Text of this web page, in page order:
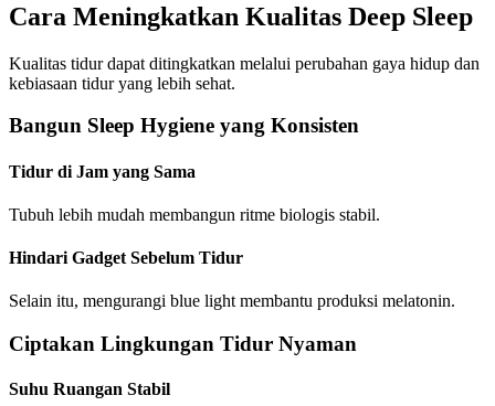
Cara Meningkatkan Kualitas Deep Sleep
Kualitas tidur dapat ditingkatkan melalui perubahan gaya hidup dan
kebiasaan tidur yang lebih sehat.
Bangun Sleep Hygiene yang Konsisten
Tidur di Jam yang Sama
Tubuh lebih mudah membangun ritme biologis stabil.
Hindari Gadget Sebelum Tidur
Selain itu, mengurangi blue light membantu produksi melatonin.
Ciptakan Lingkungan Tidur Nyaman
Suhu Ruangan Stabil